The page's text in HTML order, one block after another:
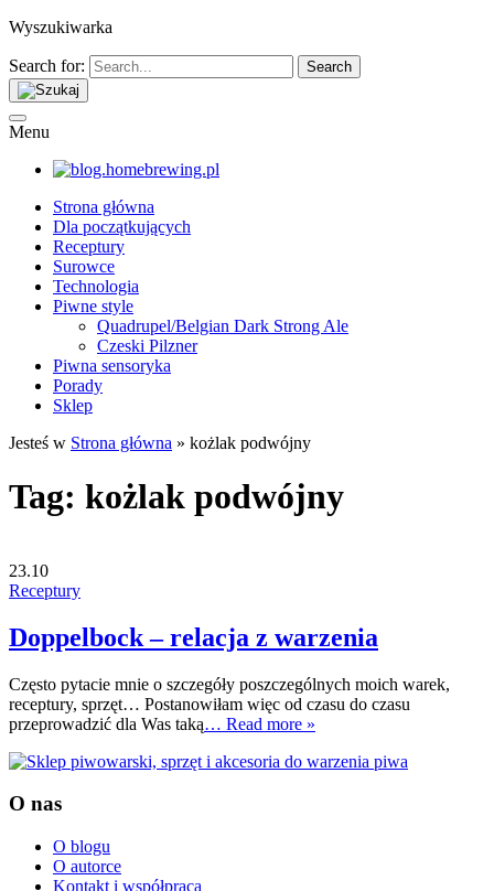
Wyszukiwarka
Search for:
Menu
Strona główna
Dla początkujących
Receptury
Surowce
Technologia
Piwne style
Quadrupel/Belgian Dark Strong Ale
Czeski Pilzner
Piwna sensoryka
Porady
Sklep
Jesteś w Strona główna » kożlak podwójny
Tag: kożlak podwójny
23.10
Receptury
Doppelbock – relacja z warzenia
Często pytacie mnie o szczegóły poszczególnych moich warek,
receptury, sprzęt… Postanowiłam więc od czasu do czasu
przeprowadzić dla Was taką… Read more »
O nas
O blogu
O autorce
Kontakt i współpraca